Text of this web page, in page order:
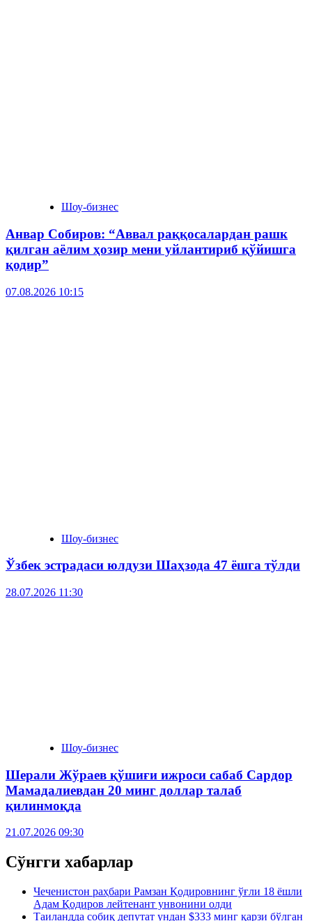
Шоу-бизнес
Анвар Собиров: “Аввал раққосалардан рашк
қилган аёлим ҳозир мени уйлантириб қўйишга
қодир”
07.08.2026 10:15
Шоу-бизнес
Ўзбек эстрадаси юлдузи Шаҳзода 47 ёшга тўлди
28.07.2026 11:30
Шоу-бизнес
Шерали Жўраев қўшиғи ижроси сабаб Сардор
Мамадалиевдан 20 минг доллар талаб
қилинмоқда
21.07.2026 09:30
Сўнгги хабарлар
Чеченистон раҳбари Рамзан Қодировнинг ўғли 18 ёшли
Адам Қодиров лейтенант унвонини олди
Таиландда собиқ депутат ундан $333 минг қарзи бўлган